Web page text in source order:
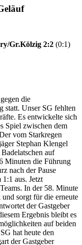
Gr.Kölzig 2:2 (0:1)
die
statt. Unser SG fehlten
Es entwickelte sich
Spiel zwischen dem
vom Starkregen
Stephan Klengel
auf
Minuten die Führung
nach der Pause
aus. Jetzt
In der 58. Minute
sorgt für die erneute
der Gastgeber
Ergebnis bleibt es
auf beiden
hat heute den
der Gastgeber